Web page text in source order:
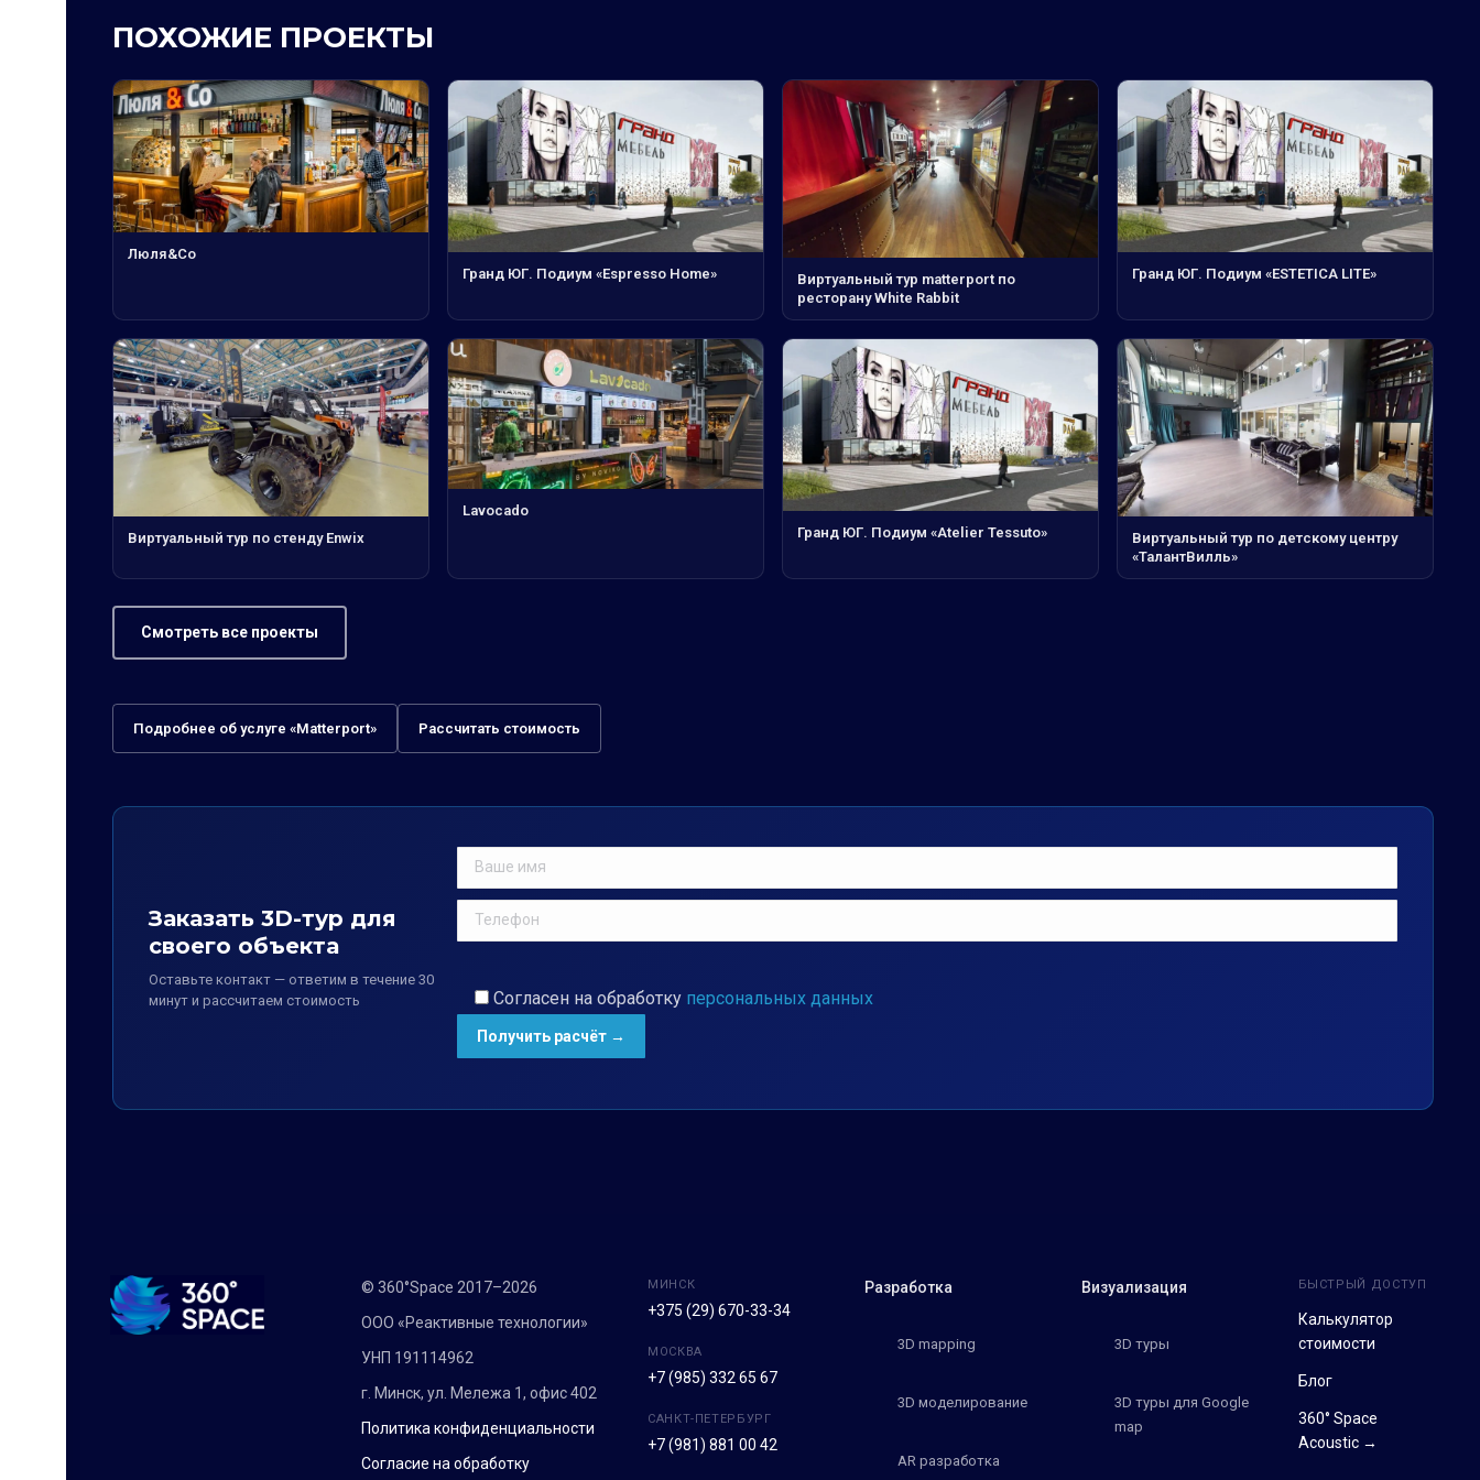
ПОХОЖИЕ ПРОЕКТЫ
Люля&Co
Гранд ЮГ. Подиум «Espresso Home»
Виртуальный тур matterport по
ресторану White Rabbit
Гранд ЮГ. Подиум «ESTETICA LITE»
Виртуальный тур по стенду Enwix
Lavocado
Гранд ЮГ. Подиум «Atelier Tessuto»
Виртуальный тур по детскому центру
«ТалантВилль»
Смотреть все проекты
Подробнее об услуге «Matterport» Рассчитать стоимость
Заказать 3D-тур для
своего объекта
Оставьте контакт — ответим в течение 30
минут и рассчитаем стоимость
Согласен на обработку персональных данных
© 360°Space 2017–2026
ООО «Реактивные технологии»
УНП 191114962
г. Минск, ул. Мележа 1, офис 402
Политика конфиденциальности
Согласие на обработку
МИНСК
+375 (29) 670-33-34
МОСКВА
+7 (985) 332 65 67
САНКТ-ПЕТЕРБУРГ
+7 (981) 881 00 42
Разработка
3D mapping
3D моделирование
AR разработка
Визуализация
3D туры
3D туры для Google
map
БЫСТРЫЙ ДОСТУП
Калькулятор
стоимости
Блог
360° Space
Acoustic →